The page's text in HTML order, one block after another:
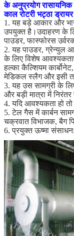
के अनुप्रयोग
काल रोटरी भट्ठा ड्रायर
1. यह बड़े आकार और
उपयुक्त है।उदाहरण के
पाउडर, फास्फोरस
2. यह पाउडर, ग्रेन्युल
के लिए विशेष
हल्का कैल्शियम
मेडिकल स्लैग और इसी
3. यह उस सामग्री के
और बड़ी मात्रा में
4. यदि आवश्यकता हो तो
5. टेल गैस में कार्बन
चक्रवात विभाजक, बैग
6. प्रयुक्त ऊष्मा संसाधन: